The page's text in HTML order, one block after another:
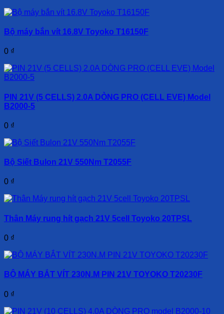
Bộ máy bắn vít 16.8V Toyoko T16150F
0 ₫
PIN 21V (5 CELLS) 2.0A DÒNG PRO (CELL EVE) Model
B2000-5
0 ₫
Bộ Siết Bulon 21V 550Nm T2055F
0 ₫
Thân Máy rung hít gạch 21V 5cell Toyoko 20TPSL
0 ₫
BỘ MÁY BẮT VÍT 230N.M PIN 21V TOYOKO T20230F
0 ₫